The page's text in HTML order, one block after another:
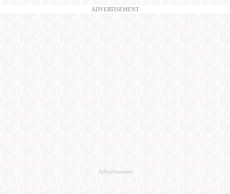
ADVERTISEMENT
Advertisement